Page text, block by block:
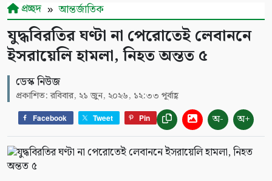
প্রচ্ছদ আন্তর্জাতিক
যুদ্ধবিরতির ঘণ্টা না পেরোতেই লেবাননে
ইসরায়েলি হামলা, নিহত অন্তত ৫
ডেস্ক নিউজ
প্রকাশিত: রবিবার, ২১ জুন, ২০২৬, ১২:৩৩ পূর্বাহ্ণ
Facebook Tweet Pin অ- অ+